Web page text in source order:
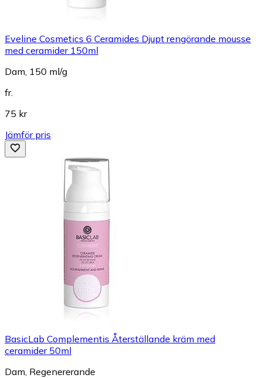
Eveline Cosmetics 6 Ceramides Djupt rengörande mousse
med ceramider 150ml
Dam, 150 ml/g
fr.
75 kr
Jämför pris
BasicLab Complementis Återställande kräm med
ceramider 50ml
Dam, Regenererande